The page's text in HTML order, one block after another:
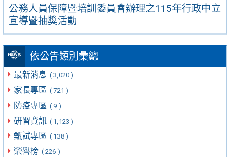
公務人員保障暨培訓委員會辦理之115年行政中立
宣導暨抽獎活動
依公告類別彙總
最新消息 ( 3,020 )
家長專區 ( 721 )
防疫專區 ( 9 )
研習資訊 ( 1,123 )
甄試專區 ( 138 )
榮譽榜 ( 226 )